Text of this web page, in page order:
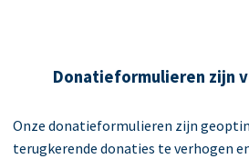
Donatieformulieren zijn
Onze donatieformulieren zijn
terugkerende donaties te verhogen